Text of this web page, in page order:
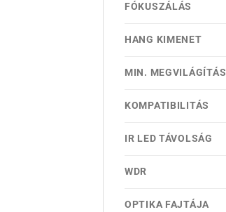
FÓKUSZÁLÁS
HANG KIMENET
MIN. MEGVILÁGÍTÁS
KOMPATIBILITÁS
IR LED TÁVOLSÁG
WDR
OPTIKA FAJTÁJA